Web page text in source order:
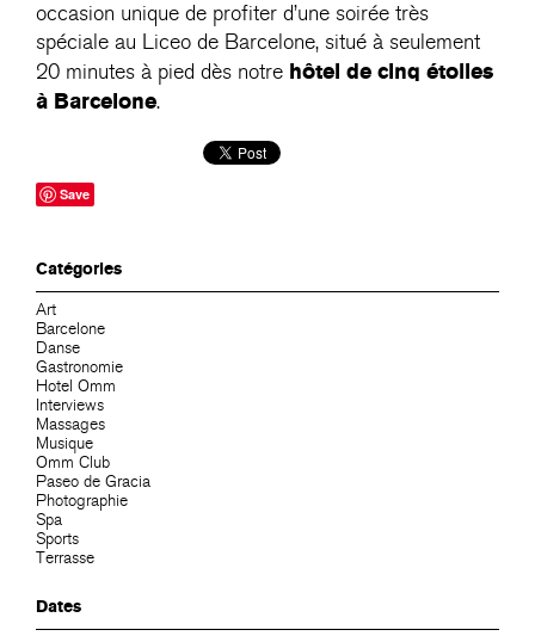
occasion unique de profiter d’une soirée très
spéciale au Liceo de Barcelone, situé à seulement
20 minutes à pied dès notre hôtel de cinq étoiles
à Barcelone.
Save
Catégories
Art
Barcelone
Danse
Gastronomie
Hotel Omm
Interviews
Massages
Musique
Omm Club
Paseo de Gracia
Photographie
Spa
Sports
Terrasse
Dates